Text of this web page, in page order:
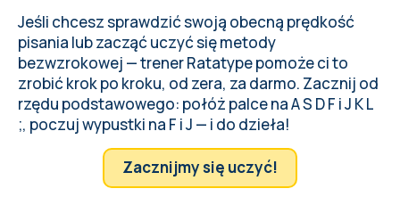
Jeśli chcesz sprawdzić swoją obecną prędkość
pisania lub zacząć uczyć się metody
bezwzrokowej — trener Ratatype pomoże ci to
zrobić krok po kroku, od zera, za darmo. Zacznij od
rzędu podstawowego: połóż palce na A S D F i J K L
;, poczuj wypustki na F i J — i do dzieła!
Zacznijmy się uczyć!